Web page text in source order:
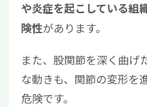
や炎症を起こしている組
険性があります。
また、股関節を深く曲げ
な動きも、関節の変形を
危険です。